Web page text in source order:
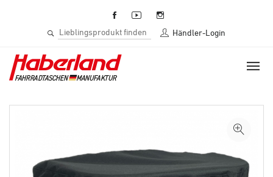
Händler-Login